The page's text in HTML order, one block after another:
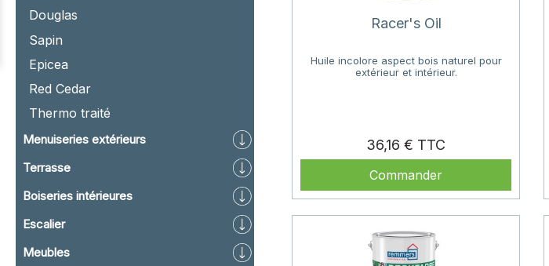
Douglas
Sapin
Epicea
Red Cedar
Thermo traité
Menuiseries extérieurs
Terrasse
Boiseries intérieures
Escalier
Meubles
Racer's Oil
Huile incolore aspect bois naturel pour
extérieur et intérieur.
36,16 €
Prix
Commander